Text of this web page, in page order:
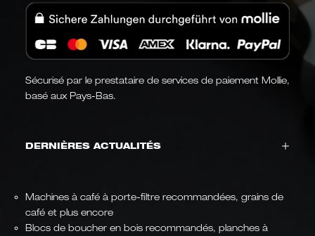
Sécurisé par le prestataire de services de paiement Mollie,
basé aux Pays-Bas.
DERNIÈRES ACTUALITÉS
Machines à café à porte-filtre recommandées, grains de
café et plus encore
Blocs de boucher en bois recommandés, planches à